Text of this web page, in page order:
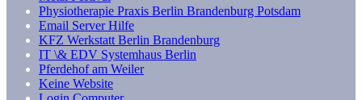
Physiotherapie Praxis Berlin Brandenburg Potsdam
Email Server Hilfe
KFZ Werkstatt Berlin Brandenburg
IT \& EDV Systemhaus Berlin
Pferdehof am Weiler
Keine Website